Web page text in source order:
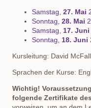
Samstag, 27. Mai
Sonntag, 28. Mai
Samstag, 17. Juni
Sonntag, 18. Juni
Kursleitung: David McFall
Sprachen der Kurse:
Wichtig!
folgende Zertifikate